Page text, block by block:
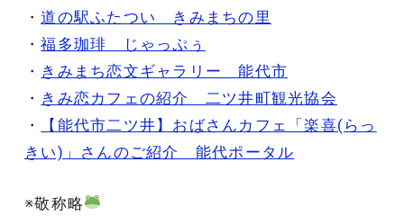
・道の駅ふたつい きみまちの里
・福多珈琲 じゃっぷぅ
・ きみまち恋文ギャラリー 能代市
・ きみ恋カフェの紹介 二ツ井町観光協会
・
【能代市二ツ井】おばさんカフェ「楽喜(らっ
きい)」さんのご紹介 能代ポータル
※敬称略